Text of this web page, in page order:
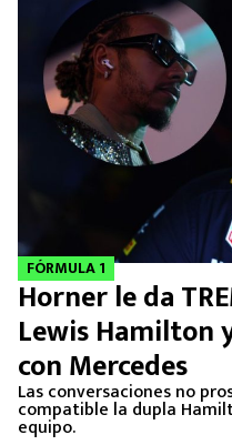
FÓRMULA 1
Horner le da
Lewis Hamilton
con Mercedes
Las conversaciones no
compatible la dupla
equipo.